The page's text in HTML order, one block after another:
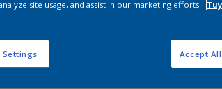
site usage, and assist in our marketing efforts.
Settings Accept